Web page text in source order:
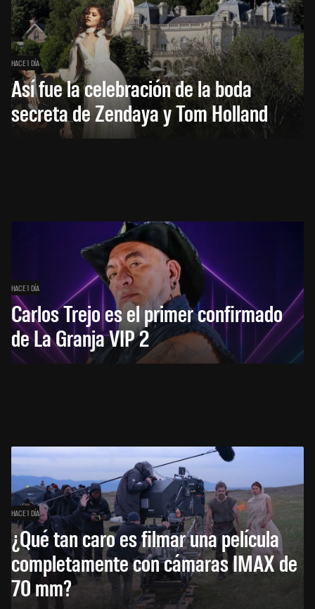
HACE 1 DÍA
Así fue la celebración de la boda
secreta de Zendaya y Tom Holland
HACE 1 DÍA
Carlos Trejo es el primer confirmado
de La Granja VIP 2
HACE 1 DÍA
¿Qué tan caro es filmar una película
completamente con cámaras IMAX de
70 mm?